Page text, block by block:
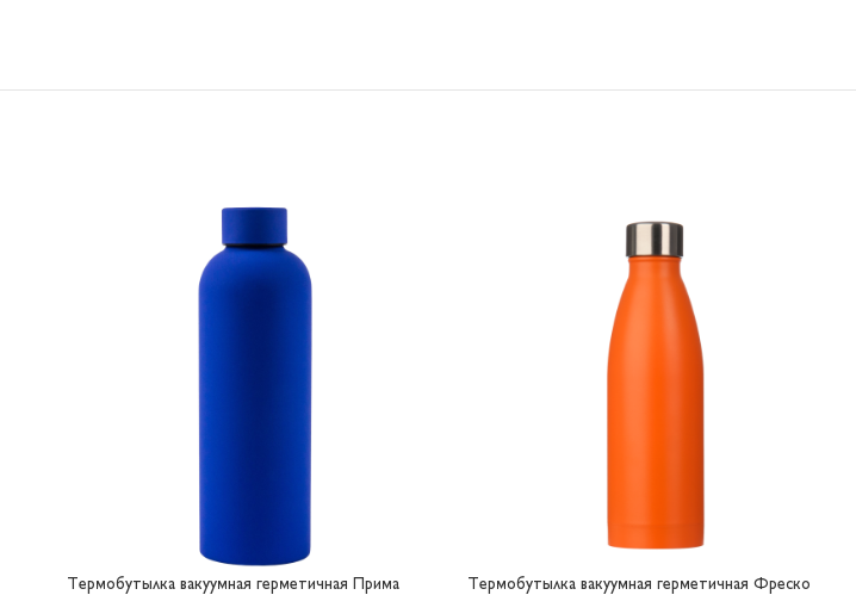
Термобутылка вакуумная герметичная Прима
Термобутылка вакуумная герметичная Фреско